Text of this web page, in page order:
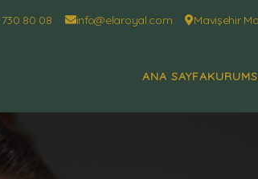
80 08 info@elaroyal.com Mavişehir
ANA SAYFA